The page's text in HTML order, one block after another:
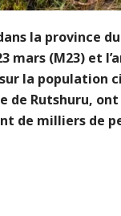
la province
(M23) et
la population
de Rutshuru,
de milliers de